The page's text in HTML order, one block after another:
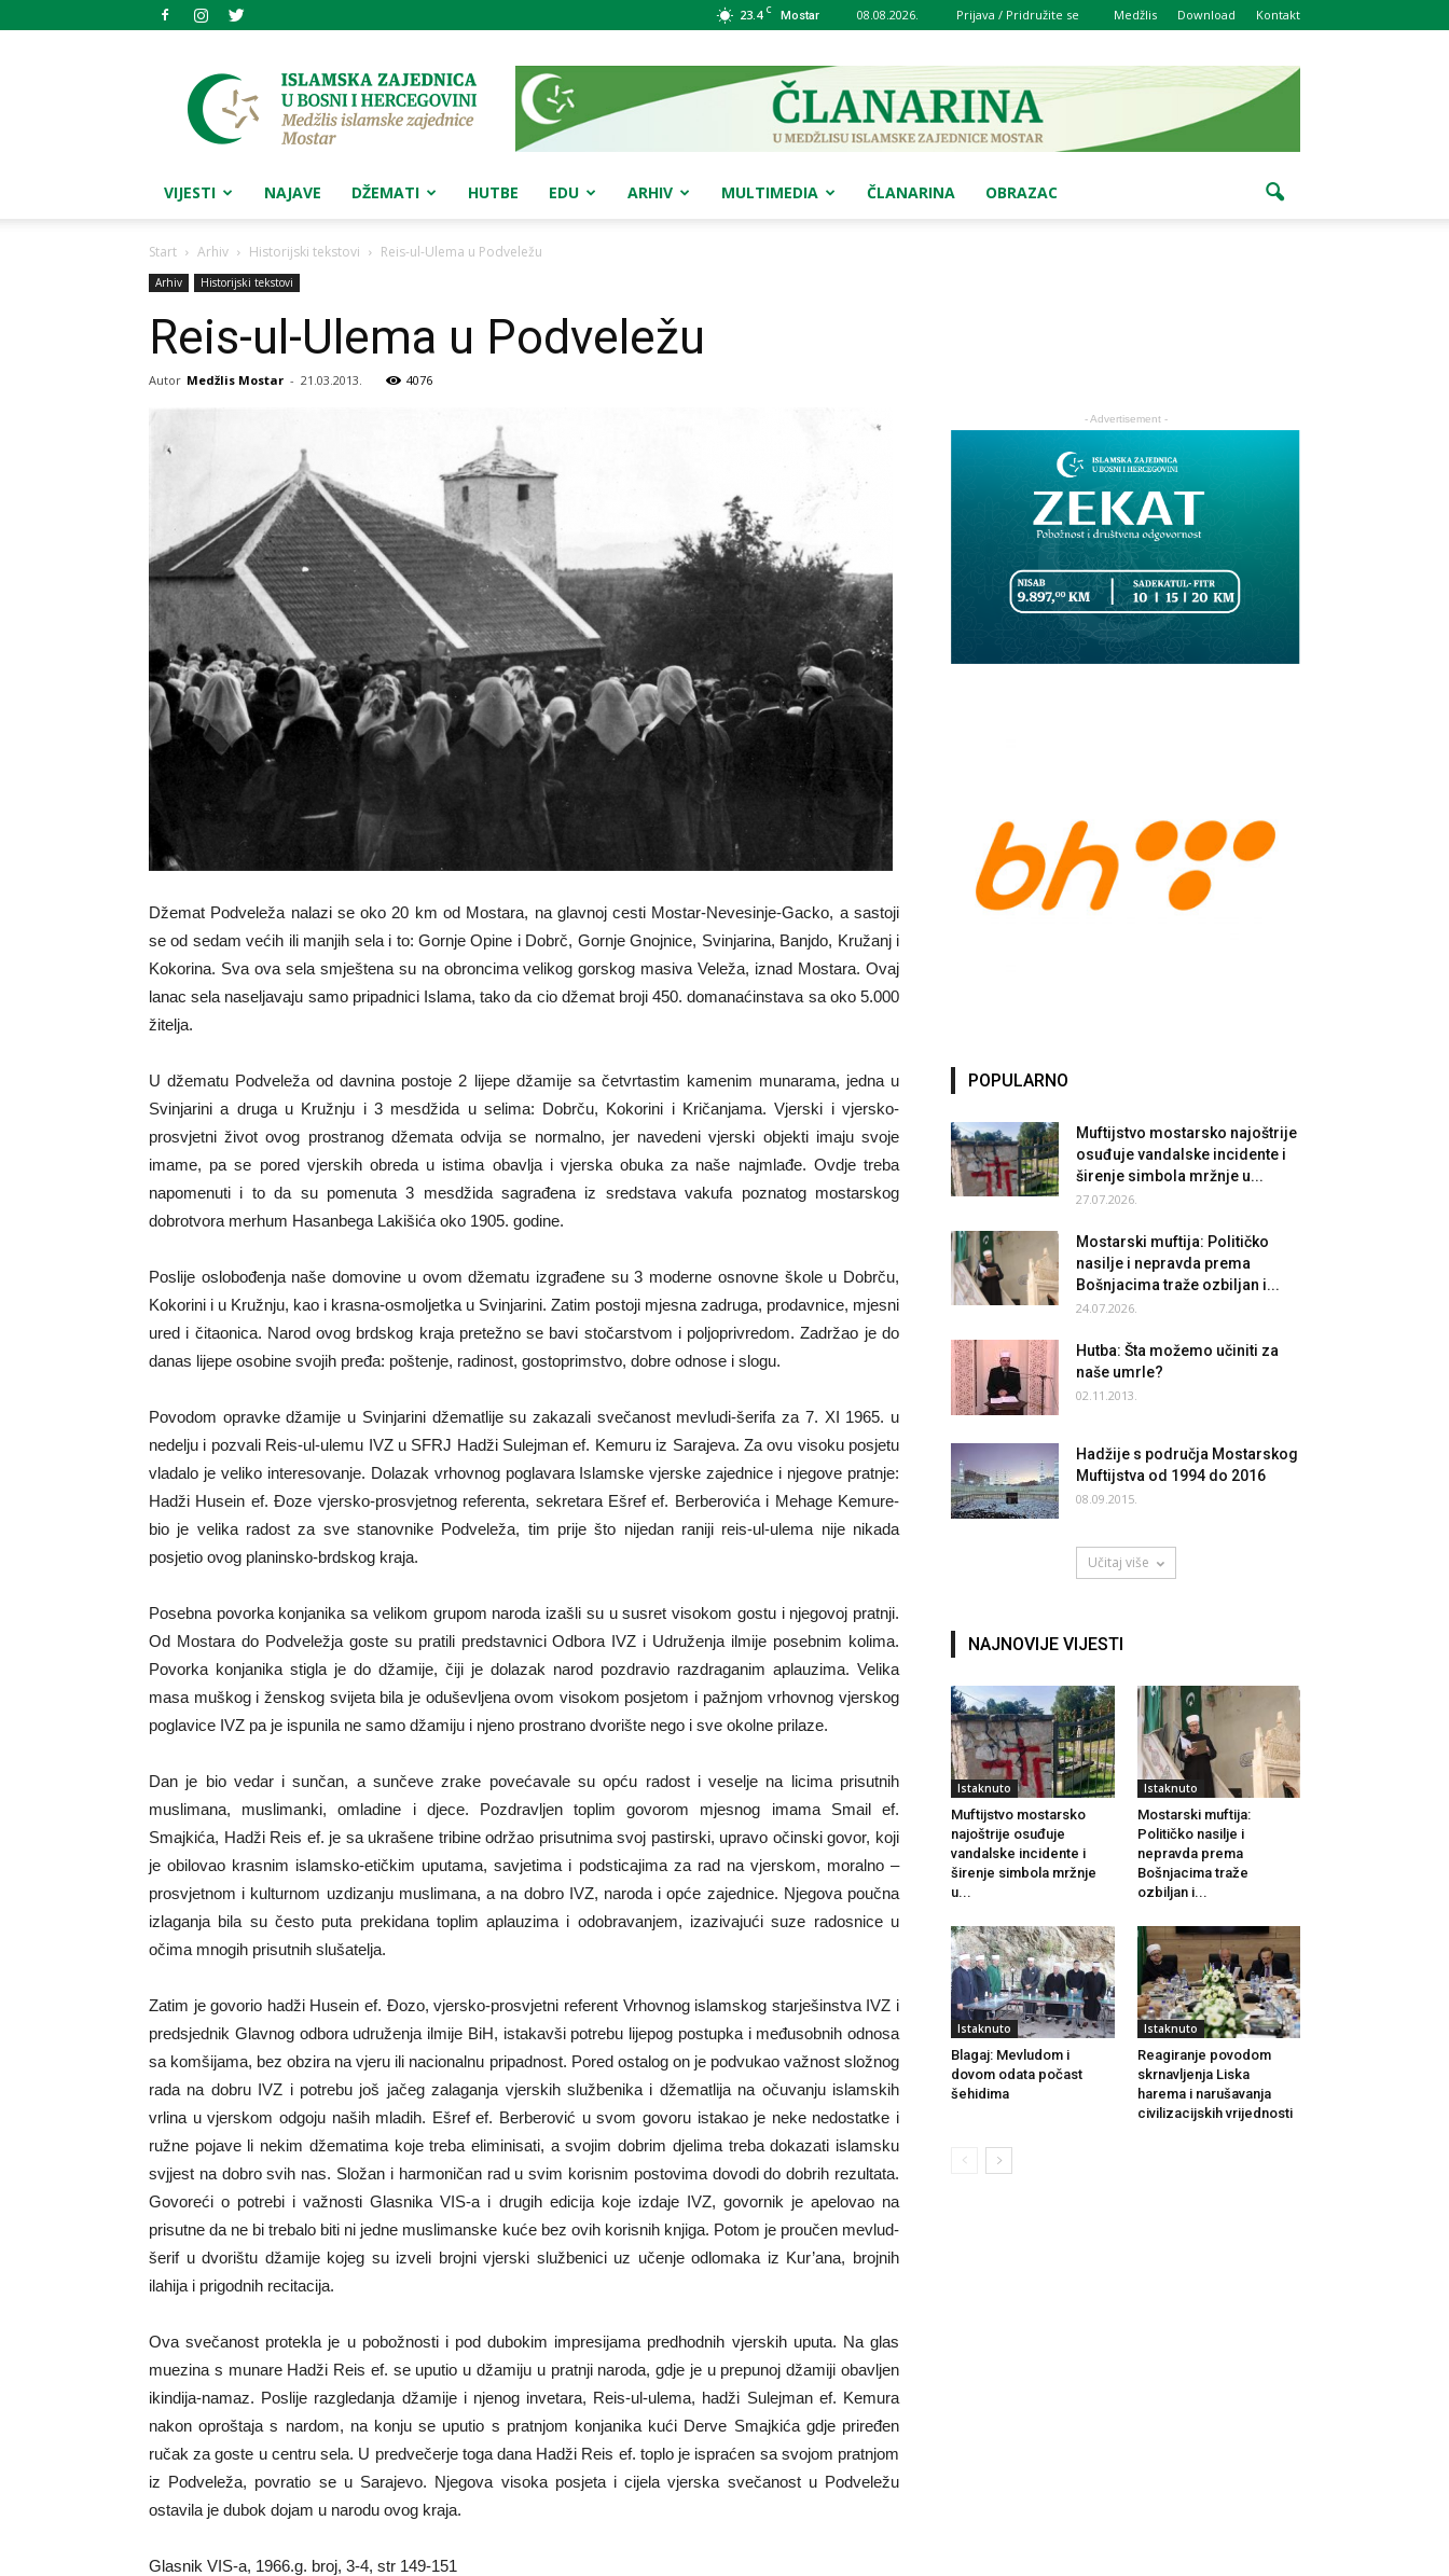
23.4 C Mostar 08.08.2026. Prijava / Pridružite se Medžlis Download Kontakt
Medžlis
islamske
zajednice
Mostar
VIJESTI NAJAVE DŽEMATI HUTBE EDU ARHIV MULTIMEDIA ČLANARINA OBRAZAC
Start Arhiv Historijski tekstovi Reis-ul-Ulema u Podveležu
Arhiv Historijski tekstovi
Reis-ul-Ulema u Podveležu
Autor Medžlis Mostar - 21.03.2013. 4076
Džemat Podveleža nalazi se oko 20 km od Mostara, na glavnoj cesti Mostar-Nevesinje-Gacko, a sastoji
se od sedam većih ili manjih sela i to: Gornje Opine i Dobrč, Gornje Gnojnice, Svinjarina, Banjdo, Kružanj i
Kokorina. Sva ova sela smještena su na obroncima velikog gorskog masiva Veleža, iznad Mostara. Ovaj
lanac sela naseljavaju samo pripadnici Islama, tako da cio džemat broji 450. domanaćinstava sa oko 5.000
žitelja.
U džematu Podveleža od davnina postoje 2 lijepe džamije sa četvrtastim kamenim munarama, jedna u
Svinjarini a druga u Kružnju i 3 mesdžida u selima: Dobrču, Kokorini i Kričanjama. Vjerski i vjersko-
prosvjetni život ovog prostranog džemata odvija se normalno, jer navedeni vjerski objekti imaju svoje
imame, pa se pored vjerskih obreda u istima obavlja i vjerska obuka za naše najmlađe. Ovdje treba
napomenuti i to da su pomenuta 3 mesdžida sagrađena iz sredstava vakufa poznatog mostarskog
dobrotvora merhum Hasanbega Lakišića oko 1905. godine.
Poslije oslobođenja naše domovine u ovom džematu izgrađene su 3 moderne osnovne škole u Dobrču,
Kokorini i u Kružnju, kao i krasna-osmoljetka u Svinjarini. Zatim postoji mjesna zadruga, prodavnice, mjesni
ured i čitaonica. Narod ovog brdskog kraja pretežno se bavi stočarstvom i poljoprivredom. Zadržao je do
danas lijepe osobine svojih pređa: poštenje, radinost, gostoprimstvo, dobre odnose i slogu.
Povodom opravke džamije u Svinjarini džematlije su zakazali svečanost mevludi-šerifa za 7. XI 1965. u
nedelju i pozvali Reis-ul-ulemu IVZ u SFRJ Hadži Sulejman ef. Kemuru iz Sarajeva. Za ovu visoku posjetu
vladalo je veliko interesovanje. Dolazak vrhovnog poglavara Islamske vjerske zajednice i njegove pratnje:
Hadži Husein ef. Đoze vjersko-prosvjetnog referenta, sekretara Ešref ef. Berberovića i Mehage Kemure-
bio je velika radost za sve stanovnike Podveleža, tim prije što nijedan raniji reis-ul-ulema nije nikada
posjetio ovog planinsko-brdskog kraja.
Posebna povorka konjanika sa velikom grupom naroda izašli su u susret visokom gostu i njegovoj pratnji.
Od Mostara do Podveležja goste su pratili predstavnici Odbora IVZ i Udruženja ilmije posebnim kolima.
Povorka konjanika stigla je do džamije, čiji je dolazak narod pozdravio razdraganim aplauzima. Velika
masa muškog i ženskog svijeta bila je oduševljena ovom visokom posjetom i pažnjom vrhovnog vjerskog
poglavice IVZ pa je ispunila ne samo džamiju i njeno prostrano dvorište nego i sve okolne prilaze.
Dan je bio vedar i sunčan, a sunčeve zrake povećavale su opću radost i veselje na licima prisutnih
muslimana, muslimanki, omladine i djece. Pozdravljen toplim govorom mjesnog imama Smail ef.
Smajkića, Hadži Reis ef. je sa ukrašene tribine održao prisutnima svoj pastirski, upravo očinski govor, koji
je obilovao krasnim islamsko-etičkim uputama, savjetima i podsticajima za rad na vjerskom, moralno –
prosvjetnom i kulturnom uzdizanju muslimana, a na dobro IVZ, naroda i opće zajednice. Njegova poučna
izlaganja bila su često puta prekidana toplim aplauzima i odobravanjem, izazivajući suze radosnice u
očima mnogih prisutnih slušatelja.
Zatim je govorio hadži Husein ef. Đozo, vjersko-prosvjetni referent Vrhovnog islamskog starješinstva IVZ i
predsjednik Glavnog odbora udruženja ilmije BiH, istakavši potrebu lijepog postupka i međusobnih odnosa
sa komšijama, bez obzira na vjeru ili nacionalnu pripadnost. Pored ostalog on je podvukao važnost složnog
rada na dobru IVZ i potrebu još jačeg zalaganja vjerskih službenika i džematlija na očuvanju islamskih
vrlina u vjerskom odgoju naših mladih. Ešref ef. Berberović u svom govoru istakao je neke nedostatke i
ružne pojave li nekim džematima koje treba eliminisati, a svojim dobrim djelima treba dokazati islamsku
svjjest na dobro svih nas. Složan i harmoničan rad u svim korisnim postovima dovodi do dobrih rezultata.
Govoreći o potrebi i važnosti Glasnika VIS-a i drugih edicija koje izdaje IVZ, govornik je apelovao na
prisutne da ne bi trebalo biti ni jedne muslimanske kuće bez ovih korisnih knjiga. Potom je proučen mevlud-
šerif u dvorištu džamije kojeg su izveli brojni vjerski službenici uz učenje odlomaka iz Kur’ana, brojnih
ilahija i prigodnih recitacija.
Ova svečanost protekla je u pobožnosti i pod dubokim impresijama predhodnih vjerskih uputa. Na glas
muezina s munare Hadži Reis ef. se uputio u džamiju u pratnji naroda, gdje je u prepunoj džamiji obavljen
ikindija-namaz. Poslije razgledanja džamije i njenog invetara, Reis-ul-ulema, hadži Sulejman ef. Kemura
nakon oproštaja s nardom, na konju se uputio s pratnjom konjanika kući Derve Smajkića gdje priređen
ručak za goste u centru sela. U predvečerje toga dana Hadži Reis ef. toplo je ispraćen sa svojom pratnjom
iz Podveleža, povratio se u Sarajevo. Njegova visoka posjeta i cijela vjerska svečanost u Podveležu
ostavila je dubok dojam u narodu ovog kraja.
Glasnik VIS-a, 1966.g. broj, 3-4, str 149-151
- Advertisement -
POPULARNO
Muftijstvo mostarsko najoštrije
osuđuje vandalske incidente i
širenje simbola mržnje u...
27.07.2026.
Mostarski muftija: Političko
nasilje i nepravda prema
Bošnjacima traže ozbiljan i...
24.07.2026.
Hutba: Šta možemo učiniti za
naše umrle?
02.11.2013.
Hadžije s područja Mostarskog
Muftijstva od 1994 do 2016
08.09.2015.
Učitaj više
NAJNOVIJE VIJESTI
Istaknuto
Muftijstvo mostarsko
najoštrije osuđuje
vandalske incidente i
širenje simbola mržnje
u...
Istaknuto
Mostarski muftija:
Političko nasilje i
nepravda prema
Bošnjacima traže
ozbiljan i...
Istaknuto
Blagaj: Mevludom i
dovom odata počast
šehidima
Istaknuto
Reagiranje povodom
skrnavljenja Liska
harema i narušavanja
civilizacijskih vrijednosti